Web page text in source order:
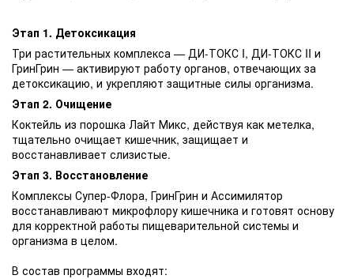
Этап 1. Детоксикация
Три растительных комплекса — ДИ-ТОКС I, ДИ-ТОКС II и
ГринГрин — активируют работу органов, отвечающих за
детоксикацию, и укрепляют защитные силы организма.
Этап 2. Очищение
Коктейль из порошка Лайт Микс, действуя как метелка,
тщательно очищает кишечник, защищает и
восстанавливает слизистые.
Этап 3. Восстановление
Комплексы Супер-Флора, ГринГрин и Ассимилятор
восстанавливают микрофлору кишечника и готовят основу
для корректной работы пищеварительной системы и
организма в целом.
В состав программы входят: